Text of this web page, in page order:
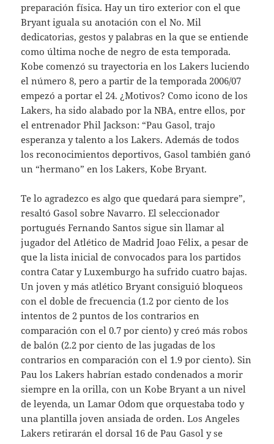
preparación física. Hay un tiro exterior con el que
Bryant iguala su anotación con el No. Mil
dedicatorias, gestos y palabras en la que se entiende
como última noche de negro de esta temporada.
Kobe comenzó su trayectoria en los Lakers luciendo
el número 8, pero a partir de la temporada 2006/07
empezó a portar el 24. ¿Motivos? Como icono de los
Lakers, ha sido alabado por la NBA, entre ellos, por
el entrenador Phil Jackson: “Pau Gasol, trajo
esperanza y talento a los Lakers. Además de todos
los reconocimientos deportivos, Gasol también ganó
un “hermano” en los Lakers, Kobe Bryant.
Te lo agradezco es algo que quedará para siempre”,
resaltó Gasol sobre Navarro. El seleccionador
portugués Fernando Santos sigue sin llamar al
jugador del Atlético de Madrid Joao Félix, a pesar de
que la lista inicial de convocados para los partidos
contra Catar y Luxemburgo ha sufrido cuatro bajas.
Un joven y más atlético Bryant consiguió bloqueos
con el doble de frecuencia (1.2 por ciento de los
intentos de 2 puntos de los contrarios en
comparación con el 0.7 por ciento) y creó más robos
de balón (2.2 por ciento de las jugadas de los
contrarios en comparación con el 1.9 por ciento). Sin
Pau los Lakers habrían estado condenados a morir
siempre en la orilla, con un Kobe Bryant a un nivel
de leyenda, un Lamar Odom que orquestaba todo y
una plantilla joven ansiada de orden. Los Angeles
Lakers retirarán el dorsal 16 de Pau Gasol y se